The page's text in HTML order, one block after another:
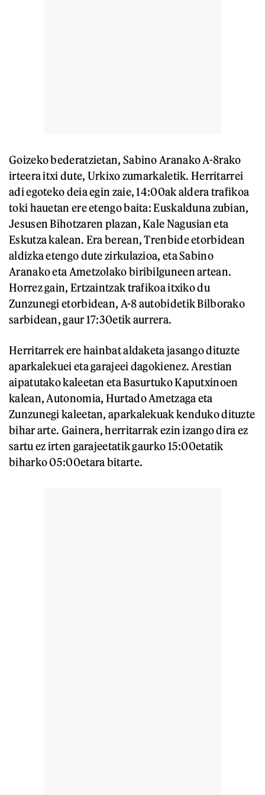
Goizeko bederatzietan, Sabino Aranako A-8rako
irteera itxi dute, Urkixo zumarkaletik. Herritarrei
adi egoteko deia egin zaie, 14:00ak aldera trafikoa
toki hauetan ere etengo baita: Euskalduna zubian,
Jesusen Bihotzaren plazan, Kale Nagusian eta
Eskutza kalean. Era berean, Trenbide etorbidean
aldizka etengo dute zirkulazioa, eta Sabino
Aranako eta Ametzolako biribilguneen artean.
Horrez gain, Ertzaintzak trafikoa itxiko du
Zunzunegi etorbidean, A-8 autobidetik Bilborako
sarbidean, gaur 17:30etik aurrera.
Herritarrek ere hainbat aldaketa jasango dituzte
aparkalekuei eta garajeei dagokienez. Arestian
aipatutako kaleetan eta Basurtuko Kaputxinoen
kalean, Autonomia, Hurtado Ametzaga eta
Zunzunegi kaleetan, aparkalekuak kenduko dituzte
bihar arte. Gainera, herritarrak ezin izango dira ez
sartu ez irten garajeetatik gaurko 15:00etatik
biharko 05:00etara bitarte.